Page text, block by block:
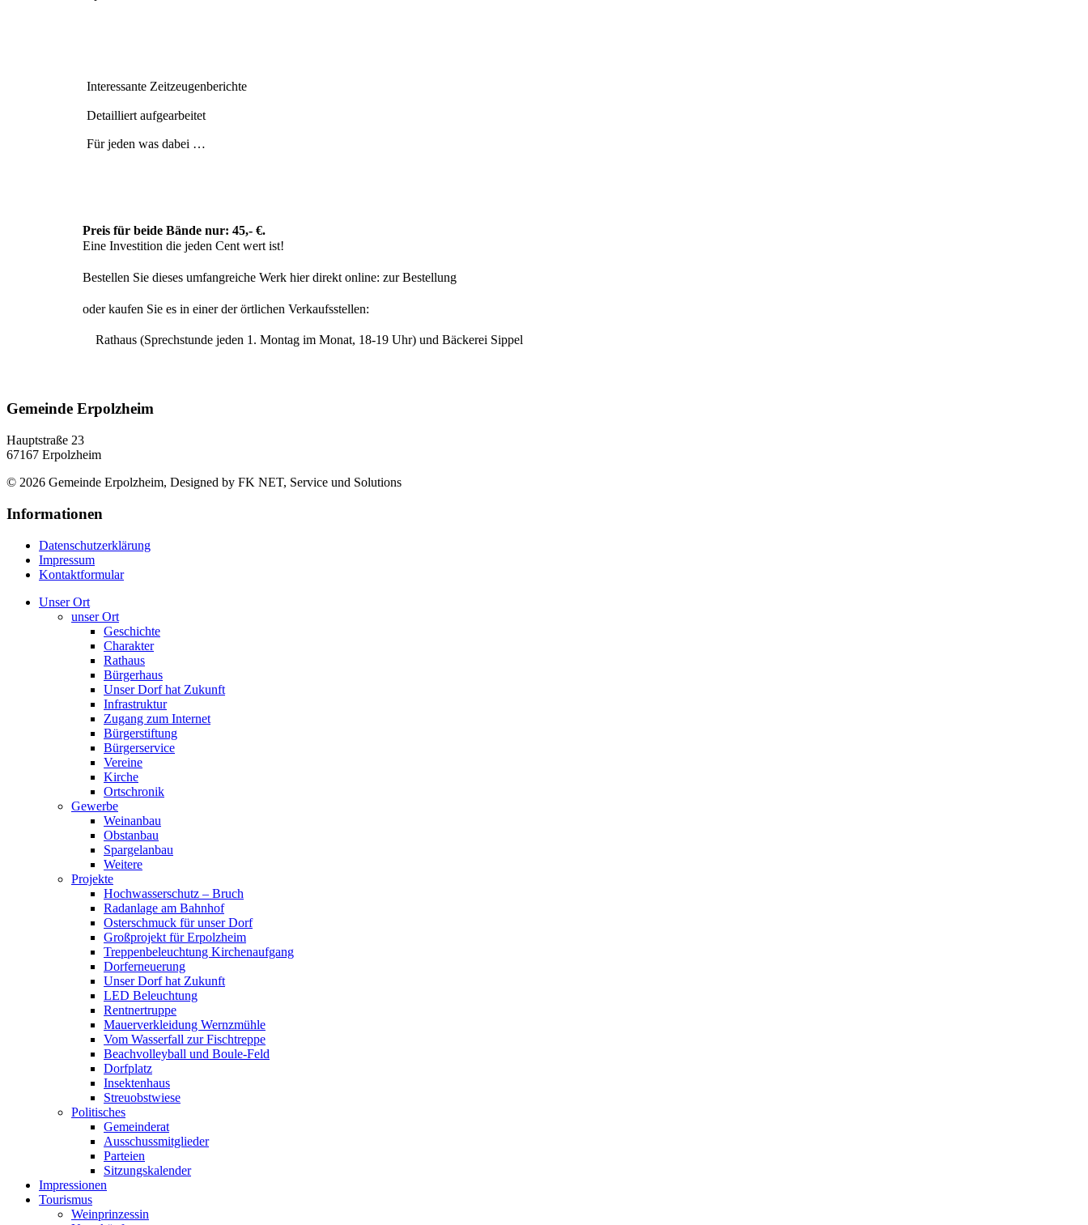
Interessante Zeitzeugenberichte
Detailliert aufgearbeitet
Für jeden was dabei …
Preis für beide Bände nur: 45,- €.
Eine Investition die jeden Cent wert ist!
Bestellen Sie dieses umfangreiche Werk hier direkt online: zur Bestellung
oder kaufen Sie es in einer der örtlichen Verkaufsstellen:
Rathaus (Sprechstunde jeden 1. Montag im Monat, 18-19 Uhr) und Bäckerei Sippel
Gemeinde Erpolzheim
Hauptstraße 23
67167 Erpolzheim
© 2026 Gemeinde Erpolzheim, Designed by FK NET, Service und Solutions
Informationen
Datenschutzerklärung
Impressum
Kontaktformular
Unser Ort
unser Ort
Geschichte
Charakter
Rathaus
Bürgerhaus
Unser Dorf hat Zukunft
Infrastruktur
Zugang zum Internet
Bürgerstiftung
Bürgerservice
Vereine
Kirche
Ortschronik
Gewerbe
Weinanbau
Obstanbau
Spargelanbau
Weitere
Projekte
Hochwasserschutz – Bruch
Radanlage am Bahnhof
Osterschmuck für unser Dorf
Großprojekt für Erpolzheim
Treppenbeleuchtung Kirchenaufgang
Dorferneuerung
Unser Dorf hat Zukunft
LED Beleuchtung
Rentnertruppe
Mauerverkleidung Wernzmühle
Vom Wasserfall zur Fischtreppe
Beachvolleyball und Boule-Feld
Dorfplatz
Insektenhaus
Streuobstwiese
Politisches
Gemeinderat
Ausschussmitglieder
Parteien
Sitzungskalender
Impressionen
Tourismus
Weinprinzessin